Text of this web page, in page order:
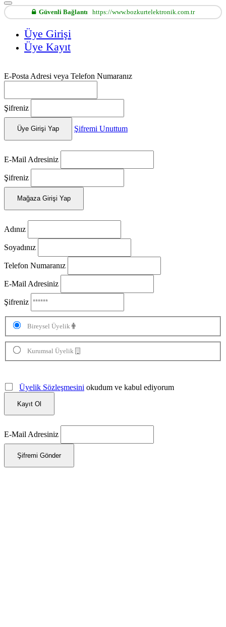
Güvenli Bağlantı https://www.bozkurtelektronik.com.tr
Üye Girişi
Üye Kayıt
E-Posta Adresi veya Telefon Numaranız
Şifreniz
Üye Girişi Yap Şifremi Unuttum
E-Mail Adresiniz
Şifreniz
Mağaza Girişi Yap
Adınız
Soyadınız
Telefon Numaranız
E-Mail Adresiniz
Şifreniz
Bireysel Üyelik
Kurumsal Üyelik
Üyelik Sözleşmesini okudum ve kabul ediyorum
Kayıt Ol
E-Mail Adresiniz
Şifremi Gönder